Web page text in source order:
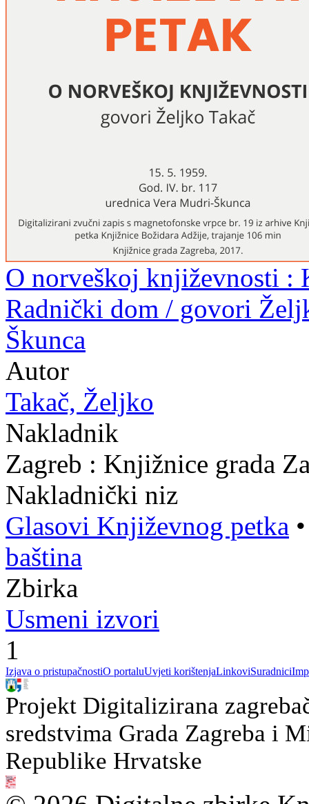
O norveškoj književnosti :
Radnički dom / govori
Škunca
Autor
Takač, Željko
Nakladnik
Zagreb : Knjižnice grada
Nakladnički niz
Glasovi Književnog petka
baština
Zbirka
Usmeni izvori
1
Izjava o pristupačnostiO portaluUvjeti korištenjaLinkoviSuradnici
Projekt Digitalizirana
sredstvima Grada Zagreba i
Republike Hrvatske